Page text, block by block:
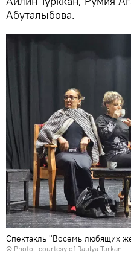
Абуталыбова.
Спектакль "Восемь любящих
© Photo : courtesy of Raulya Turkan